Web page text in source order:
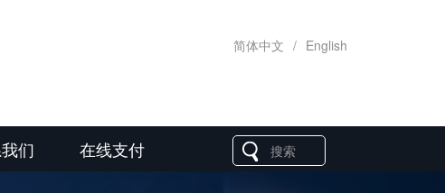
简体中文 / English
们 在线支付